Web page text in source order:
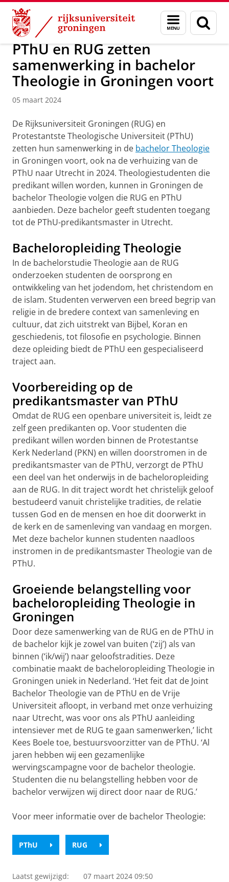
Skip
Content
Skip
Navigation
Menu
en
zoeken
Over ons Actueel Nieuws Nieuwsberichten
PThU en RUG zetten
samenwerking in bachelor
Theologie in Groningen voort
05 maart 2024
De Rijksuniversiteit Groningen (RUG) en
Protestantste Theologische Universiteit (PThU)
zetten hun samenwerking in de bachelor Theologie
in Groningen voort, ook na de verhuizing van de
PThU naar Utrecht in 2024. Theologiestudenten die
predikant willen worden, kunnen in Groningen de
bachelor Theologie volgen die RUG en PThU
aanbieden. Deze bachelor geeft studenten toegang
tot de PThU-predikantsmaster in Utrecht.
Bacheloropleiding Theologie
In de bachelorstudie Theologie aan de RUG
onderzoeken studenten de oorsprong en
ontwikkeling van het jodendom, het christendom en
de islam. Studenten verwerven een breed begrip van
religie in de bredere context van samenleving en
cultuur, dat zich uitstrekt van Bijbel, Koran en
geschiedenis, tot filosofie en psychologie. Binnen
deze opleiding biedt de PThU een gespecialiseerd
traject aan.
Voorbereiding op de
predikantsmaster van PThU
Omdat de RUG een openbare universiteit is, leidt ze
zelf geen predikanten op. Voor studenten die
predikant willen worden binnen de Protestantse
Kerk Nederland (PKN) en willen doorstromen in de
predikantsmaster van de PThU, verzorgt de PThU
een deel van het onderwijs in de bacheloropleiding
aan de RUG. In dit traject wordt het christelijk geloof
bestudeerd vanuit christelijke tradities, de relatie
tussen God en de mensen en hoe dit doorwerkt in
de kerk en de samenleving van vandaag en morgen.
Met deze bachelor kunnen studenten naadloos
instromen in de predikantsmaster Theologie van de
PThU.
Groeiende belangstelling voor
bacheloropleiding Theologie in
Groningen
Door deze samenwerking van de RUG en de PThU in
de bachelor kijk je zowel van buiten (‘zij’) als van
binnen (‘ik/wij’) naar geloofstradities. Deze
combinatie maakt de bacheloropleiding Theologie in
Groningen uniek in Nederland. ‘Het feit dat de Joint
Bachelor Theologie van de PThU en de Vrije
Universiteit afloopt, in verband met onze verhuizing
naar Utrecht, was voor ons als PThU aanleiding
intensiever met de RUG te gaan samenwerken,’ licht
Kees Boele toe, bestuursvoorzitter van de PThU. ‘Al
jaren hebben wij een gezamenlijke
wervingscampagne voor de bachelor theologie.
Studenten die nu belangstelling hebben voor de
bachelor verwijzen wij direct door naar de RUG.’
Voor meer informatie over de bachelor Theologie:
PThU RUG
Laatst gewijzigd: 07 maart 2024 09:50